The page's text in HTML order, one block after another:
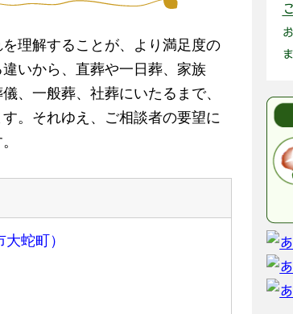
理解することが、より満足度の
いから、直葬や一日葬、家族
、一般葬、社葬にいたるまで、
。それゆえ、ご相談者の要望に
蛇町）